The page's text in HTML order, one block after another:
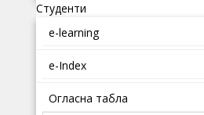
Студенти
e-learning
e-Index
Огласна табла